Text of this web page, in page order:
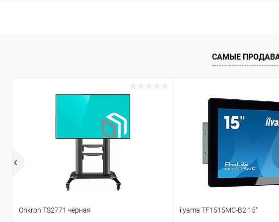
САМЫЕ
Onkron TS2771 чёрная iiyama TF1515MC-B2 15"